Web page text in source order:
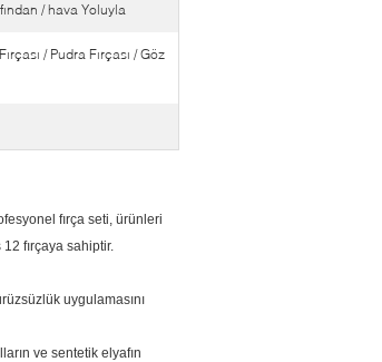
/ hava Yoluyla
/ Pudra Fırçası / Göz
fırça seti, ürünleri
fırçaya sahiptir.
uygulamasını
ve sentetik elyafın